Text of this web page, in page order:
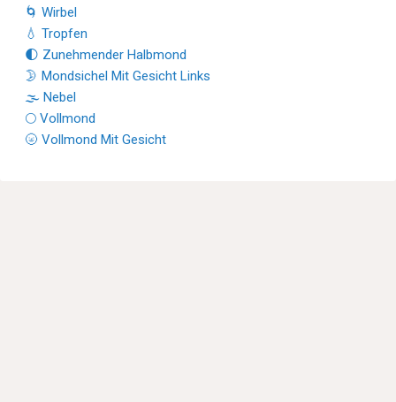
🌀 Wirbel
💧 Tropfen
🌓 Zunehmender Halbmond
🌛 Mondsichel Mit Gesicht Links
🌫 Nebel
🌕 Vollmond
🌝 Vollmond Mit Gesicht